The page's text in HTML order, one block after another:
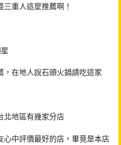
重人這麼推薦啊！
在地人說石頭火鍋請吃這家
北地區有幾家分店
心中評價最好的店，畢竟是本店